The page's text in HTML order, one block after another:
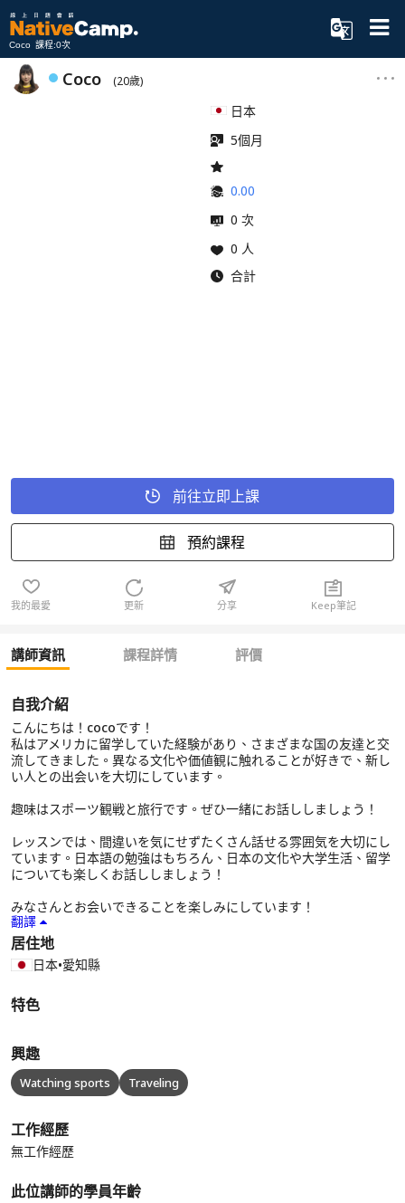
Coco 課程:0次
Coco (20歲)
日本
5個月
0.00
0 次
0 人
合計
前往立即上課
預約課程
我的最愛 更新 分享 Keep筆記
講師資訊 課程詳情 評價
自我介紹
こんにちは！cocoです！
私はアメリカに留学していた経験があり、さまざまな国の友達と交
流してきました。異なる文化や価値観に触れることが好きで、新し
い人との出会いを大切にしています。
趣味はスポーツ観戦と旅行です。ぜひ一緒にお話ししましょう！
レッスンでは、間違いを気にせずたくさん話せる雰囲気を大切にし
ています。日本語の勉強はもちろん、日本の文化や大学生活、留学
についても楽しくお話ししましょう！
みなさんとお会いできることを楽しみにしています！
翻譯
居住地
日本•愛知縣
特色
興趣
Watching sports Traveling
工作經歷
無工作經歷
此位講師的學員年齡